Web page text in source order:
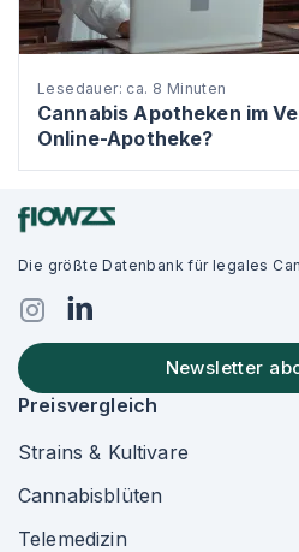
Lesedauer: ca. 8 Minuten
Cannabis Apotheken im
Online-Apotheke?
Die größte Datenbank für legales
Newsletter
Preisvergleich
Strains & Kultivare
Cannabisblüten
Telemedizin